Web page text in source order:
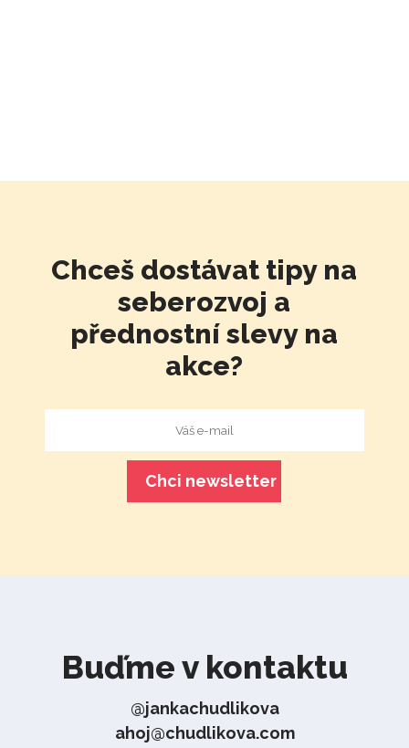
Chceš dostávat tipy na
seberozvoj a
přednostní slevy na
akce?
Buďme v kontaktu
@jankachudlikova
ahoj@chudlikova.com